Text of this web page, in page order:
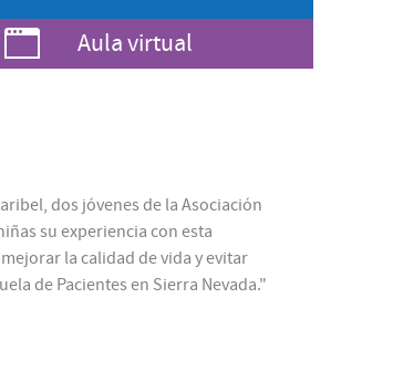
Aula virtual
dos jóvenes de la Asociación
su experiencia con esta
la calidad de vida y evitar
de Pacientes en Sierra Nevada."